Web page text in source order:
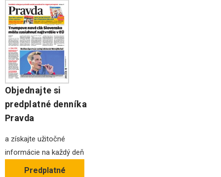
Objednajte si
predplatné denníka
Pravda
a získajte užitočné
informácie na každý deň
Predplatné